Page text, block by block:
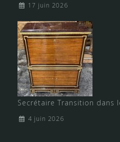
17 juin 2026
Secrétaire Transition dans
4 juin 2026